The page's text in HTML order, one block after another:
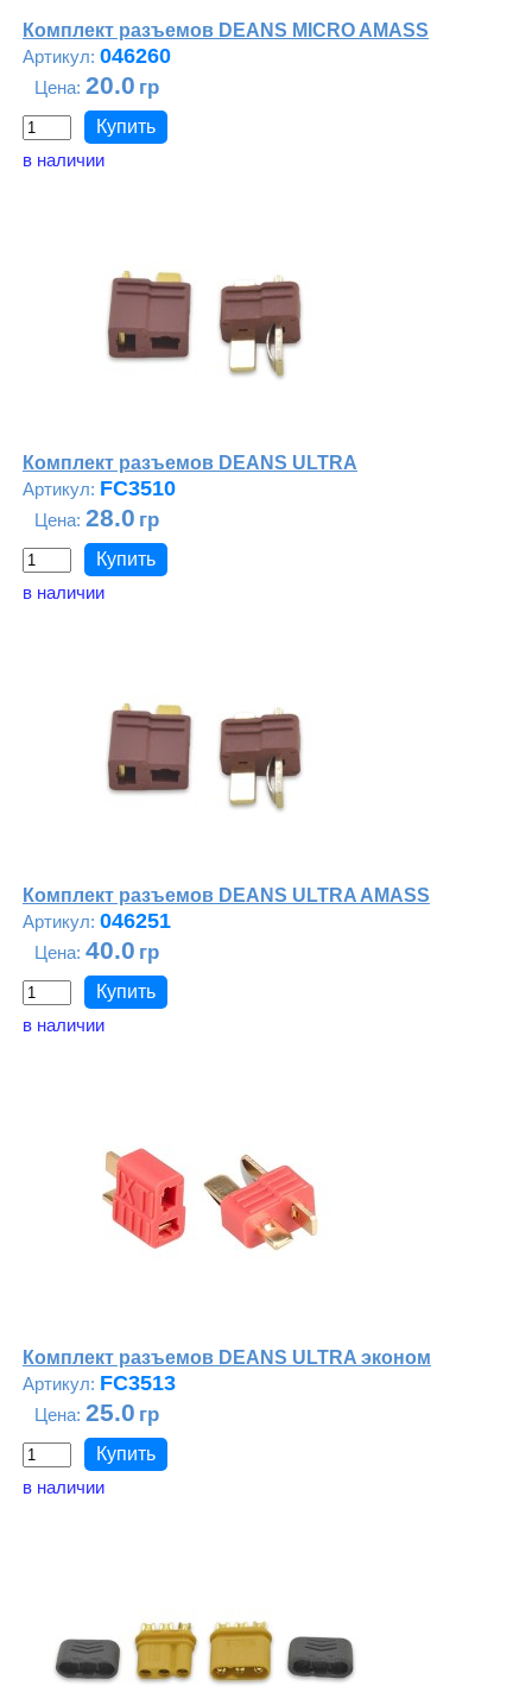
Комплект разъемов DEANS MICRO AMASS
046260
20.0
в наличии
Комплект разъемов DEANS ULTRA
FC3510
28.0
в наличии
Комплект разъемов DEANS ULTRA AMASS
046251
40.0
в наличии
Комплект разъемов DEANS ULTRA эконом
FC3513
25.0
в наличии